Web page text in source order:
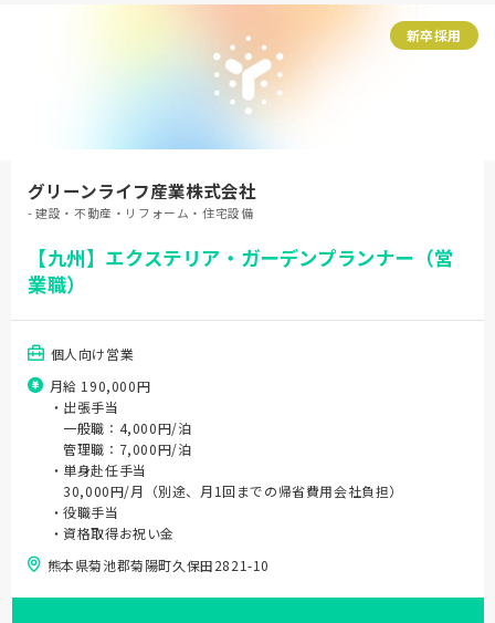
新卒採用
グリーンライフ産業株式会社
- 建設・不動産・リフォーム・住宅設備
【九州】エクステリア・ガーデンプランナー（営
業職）
個人向け営業
月給 190,000円
・出張手当
一般職：4,000円/泊
管理職：7,000円/泊
・単身赴任手当
30,000円/月（別途、月1回までの帰省費用会社負担）
・役職手当
・資格取得お祝い金
熊本県菊池郡菊陽町久保田2821-10